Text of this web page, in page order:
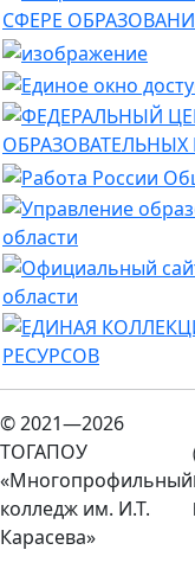
© 2021—2026
ТОГАПОУ
«Многопрофильный
колледж им. И.Т.
Карасева»